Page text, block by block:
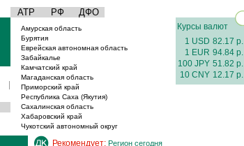
АТР РФ ДФО
|
Амурская область
Бурятия
Еврейская автономная область
Забайкалье
Камчатский край
Магаданская область
Приморский край
Республика Саха (Якутия)
Сахалинская область
Хабаровский край
Чукотский автономный округ
Курсы валют
1 USD 82.17 р.
1 EUR 94.84 р.
100 JPY 51.82 р.
10 CNY 12.17 р.
Рекомендует: Регион сегодня